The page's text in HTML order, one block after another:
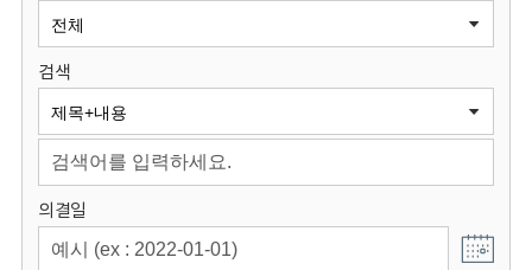
원
회
검색
의결일